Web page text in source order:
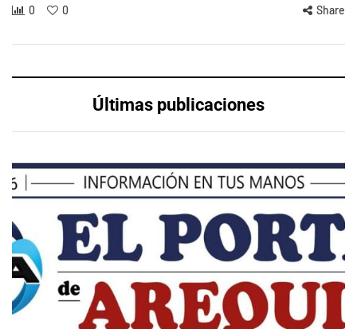
0 0 Share
Últimas publicaciones